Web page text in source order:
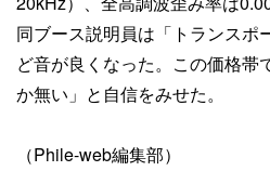
同ブース説明員は「トランスポ
ど音が良くなった。この価格帯
か無い」と自信をみせた。
（Phile-web編集部）